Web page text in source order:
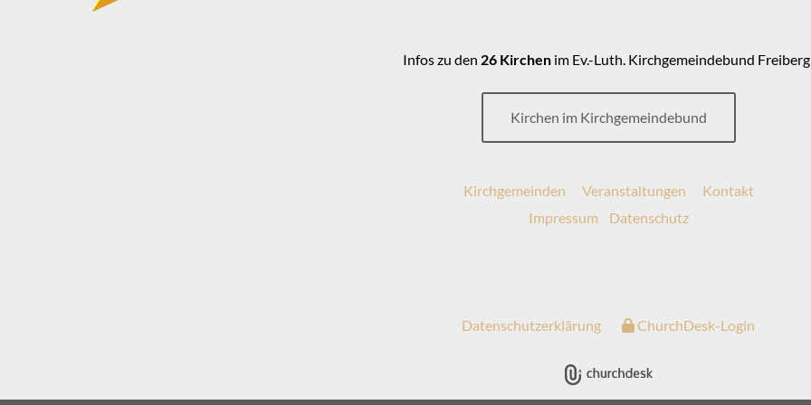
Infos zu den 26 Kirchen im Ev.-Luth. Kirchgemeindebund
Kirchen im Kirchgemeindebund
Kirchgemeinden Veranstaltungen
Kontakt
Impressum
Datenschutz
Datenschutzerklärung ChurchDesk-Login